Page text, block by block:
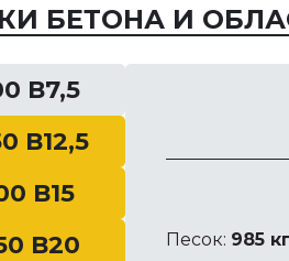
выдержать
часто
вопросом о
схватывания
БЕТОНА И
В7,5
В12,5
В15
В20
Песок: 985 кг